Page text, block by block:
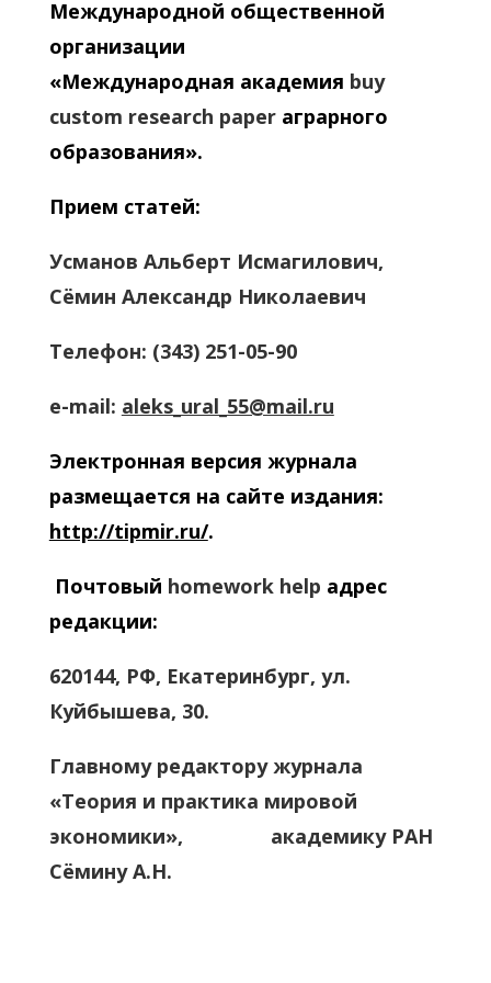
Международной общественной
организации
«Международная академия buy
custom research paperаграрного
образования».
Прием статей:
Усманов Альберт Исмагилович,
Сёмин Александр Николаевич
Телефон: (343) 251-05-90
e-mail: aleks_ural_55@mail.ru
Электронная версия журнала
размещается на сайте издания:
http://tipmir.ru/.
Почтовый homework help адрес
редакции:
620144, РФ, Екатеринбург, ул.
Куйбышева, 30.
Главному редактору журнала
«Теория и практика мировой
экономики», академику РАН
Сёмину А.Н.